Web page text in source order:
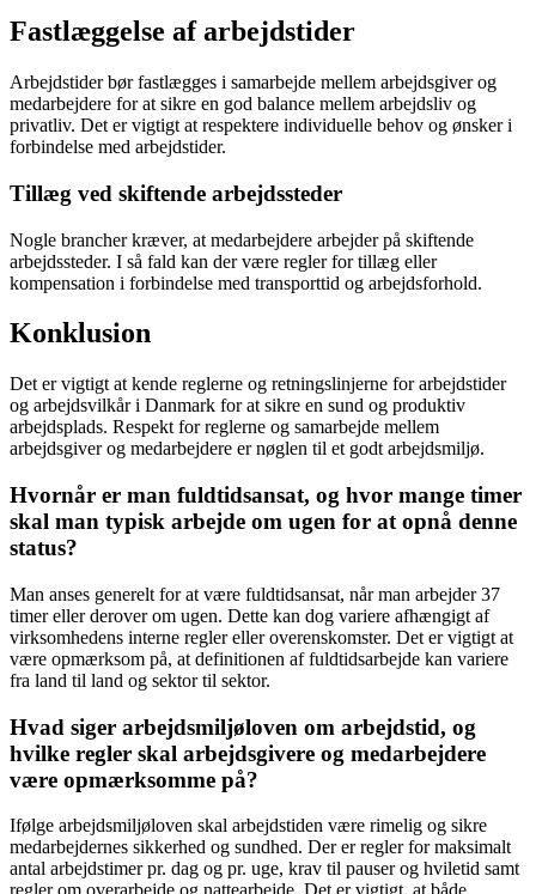
Fastlæggelse af arbejdstider
Arbejdstider bør fastlægges i samarbejde mellem arbejdsgiver og
medarbejdere for at sikre en god balance mellem arbejdsliv og
privatliv. Det er vigtigt at respektere individuelle behov og ønsker i
forbindelse med arbejdstider.
Tillæg ved skiftende arbejdssteder
Nogle brancher kræver, at medarbejdere arbejder på skiftende
arbejdssteder. I så fald kan der være regler for tillæg eller
kompensation i forbindelse med transporttid og arbejdsforhold.
Konklusion
Det er vigtigt at kende reglerne og retningslinjerne for arbejdstider
og arbejdsvilkår i Danmark for at sikre en sund og produktiv
arbejdsplads. Respekt for reglerne og samarbejde mellem
arbejdsgiver og medarbejdere er nøglen til et godt arbejdsmiljø.
Hvornår er man fuldtidsansat, og hvor mange timer
skal man typisk arbejde om ugen for at opnå denne
status?
Man anses generelt for at være fuldtidsansat, når man arbejder 37
timer eller derover om ugen. Dette kan dog variere afhængigt af
virksomhedens interne regler eller overenskomster. Det er vigtigt at
være opmærksom på, at definitionen af fuldtidsarbejde kan variere
fra land til land og sektor til sektor.
Hvad siger arbejdsmiljøloven om arbejdstid, og
hvilke regler skal arbejdsgivere og medarbejdere
være opmærksomme på?
Ifølge arbejdsmiljøloven skal arbejdstiden være rimelig og sikre
medarbejdernes sikkerhed og sundhed. Der er regler for maksimalt
antal arbejdstimer pr. dag og pr. uge, krav til pauser og hviletid samt